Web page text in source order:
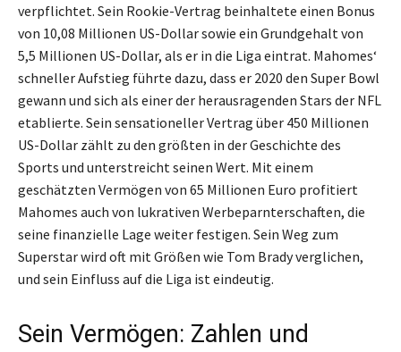
verpflichtet. Sein Rookie-Vertrag beinhaltete einen Bonus
von 10,08 Millionen US-Dollar sowie ein Grundgehalt von
5,5 Millionen US-Dollar, als er in die Liga eintrat. Mahomes‘
schneller Aufstieg führte dazu, dass er 2020 den Super Bowl
gewann und sich als einer der herausragenden Stars der NFL
etablierte. Sein sensationeller Vertrag über 450 Millionen
US-Dollar zählt zu den größten in der Geschichte des
Sports und unterstreicht seinen Wert. Mit einem
geschätzten Vermögen von 65 Millionen Euro profitiert
Mahomes auch von lukrativen Werbeparnterschaften, die
seine finanzielle Lage weiter festigen. Sein Weg zum
Superstar wird oft mit Größen wie Tom Brady verglichen,
und sein Einfluss auf die Liga ist eindeutig.
Sein Vermögen: Zahlen und